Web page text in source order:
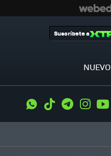
NUEVO
Suscríbete a
WhatsApp
Tiktok Telegram